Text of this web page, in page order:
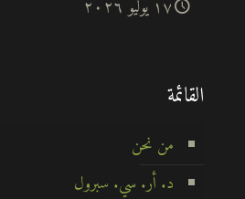
۱۷ يوليو ۲۰۲٦
القائمة
من نحن
د. أر. سي. سبرول